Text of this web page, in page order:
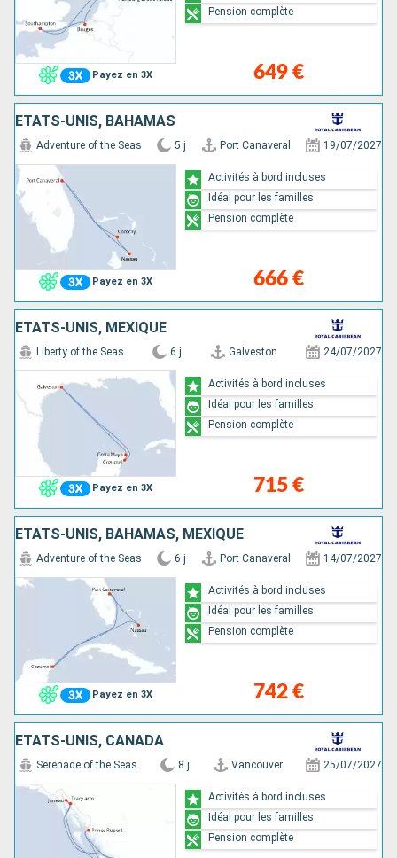
Payez en 3X 649 €
Pension complète
ÉTATS-UNIS, BAHAMAS
Payez en 3X
Adventure of the Seas 5 j Port Canaveral 19/07/2027
666 €
Activités à bord incluses
Idéal pour les familles
Pension complète
ÉTATS-UNIS, MEXIQUE
Payez en 3X
Liberty of the Seas 6 j Galveston 24/07/2027
715 €
Activités à bord incluses
Idéal pour les familles
Pension complète
ÉTATS-UNIS, BAHAMAS, MEXIQUE
Payez en 3X
Adventure of the Seas 6 j Port Canaveral 14/07/2027
742 €
Activités à bord incluses
Idéal pour les familles
Pension complète
ÉTATS-UNIS, CANADA
Serenade of the Seas 8 j Vancouver 25/07/2027
Activités à bord incluses
Idéal pour les familles
Pension complète